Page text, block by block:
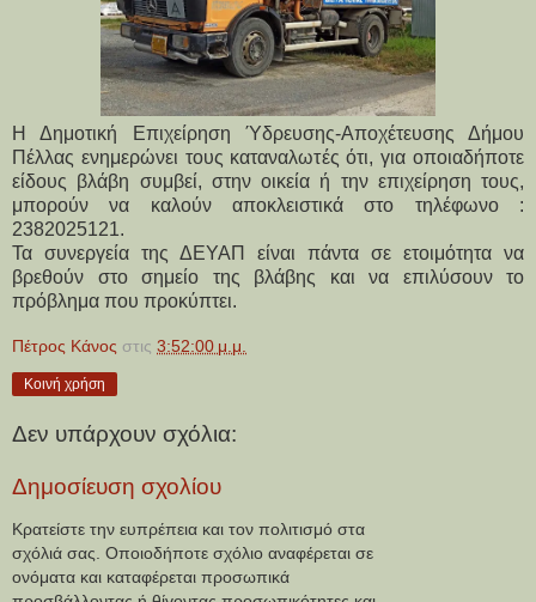
Η Δημοτική Επιχείρηση Ύδρευσης-Αποχέτευσης Δήμου
Πέλλας ενημερώνει τους καταναλωτές ότι, για οποιαδήποτε
είδους βλάβη συμβεί, στην οικεία ή την επιχείρηση τους,
μπορούν να καλούν αποκλειστικά στο τηλέφωνο :
2382025121.
Τα συνεργεία της ΔΕΥΑΠ είναι πάντα σε ετοιμότητα να
βρεθούν στο σημείο της βλάβης και να επιλύσουν το
πρόβλημα που προκύπτει.
Πέτρος Κάνος στις 3:52:00 μ.μ.
Κοινή χρήση
Δεν υπάρχουν σχόλια:
Δημοσίευση σχολίου
Κρατείστε την ευπρέπεια και τον πολιτισμό στα
σχόλιά σας. Οποιοδήποτε σχόλιο αναφέρεται σε
ονόματα και καταφέρεται προσωπικά